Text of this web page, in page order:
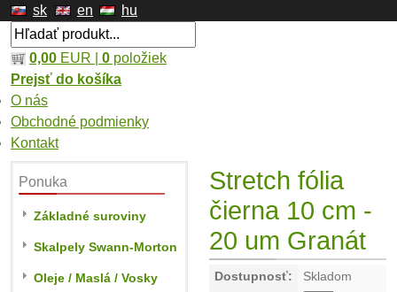
sk en hu
0,00 EUR | 0 položiek
Prejsť do košíka
O nás
Obchodné podmienky
Kontakt
Ponuka
Základné suroviny
Skalpely Swann-Morton
Oleje / Maslá / Vosky
Stretch fólia
čierna 10 cm -
20 um Granát
Dostupnosť:
Skladom